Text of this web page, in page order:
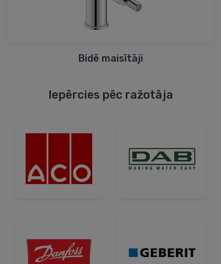
Bidē maisītāji
Iepērcies pēc ražotāja